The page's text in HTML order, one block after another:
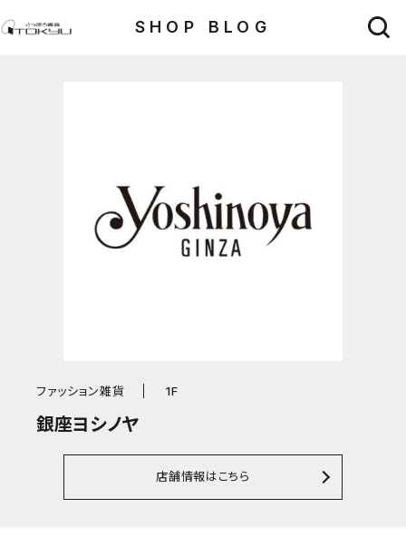
SHOP BLOG
ファッション雑貨 1F
銀座ヨシノヤ
店舗情報はこちら